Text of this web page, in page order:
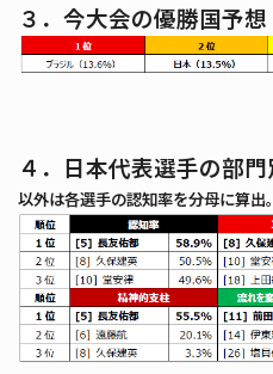
３．今大会の優勝国予想
４．日本代表選手の部
以外は各選手の認知率を分母に算出。